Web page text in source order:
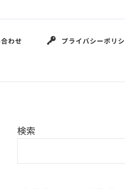
わせ プライバシーポリ
検索